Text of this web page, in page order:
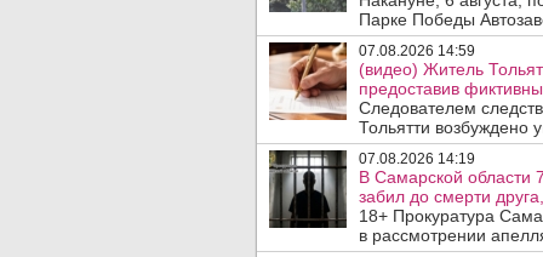
Парке Победы
07.08.2026 14:59
(видео) Житель
предоставив
Следователем
Тольятти возбуждено
07.08.2026 14:19
В Самарской области
забил до смерти
18+ Прокуратура
в рассмотрении